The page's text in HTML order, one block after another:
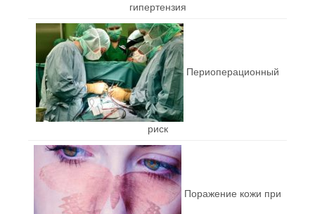
гипертензия
Периоперационный
риск
Поражение кожи при